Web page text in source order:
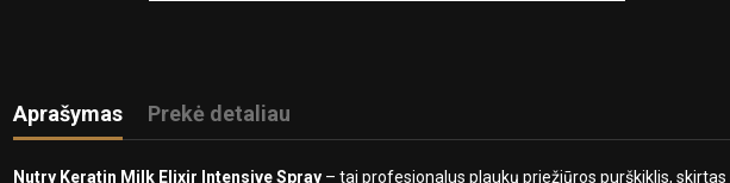
Aprašymas Prekė detaliau
Nutry Keratin Milk Elixir Intensive Spray– tai profesionalus plaukų priežiūros purškiklis,